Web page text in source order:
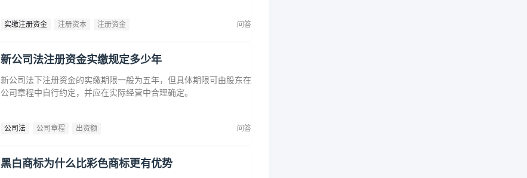
实缴注册资金 注册资本 注册资金 问答
新公司法注册资金实缴规定多少年
新公司法下注册资金的实缴期限一般为五年，但具体期限可由股东在
公司章程中自行约定，并应在实际经营中合理确定。
公司法 公司章程 出资额 问答
黑白商标为什么比彩色商标更有优势